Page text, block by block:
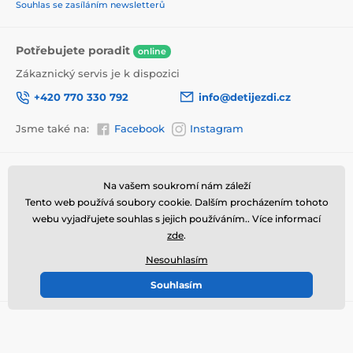
Rozměry kočárku:
Výška 66 cm
Rozpětí rukojeťi 32-63 cm
Šířka 21 cm
Výška při pozici v sedu 32 cm
Nosítko pro panenku 40x20x10 cm
Souhlas se zasíláním newsletterů
Potřebujete poradit online
Zákaznický servis je k dispozici
+420 770 330 792
info@detijezdi.cz
Jsme také na: Facebook Instagram
Reklamace a vrácení zboží
Obchodní podmínky
Soubory cookies
info@detijezdi.cz
770 330 792 (Po-Pá 10-16 hod)
Instagram detijezdi.cz/
Na vašem soukromí nám záleží
Tento web používá soubory cookie. Dalším procházením tohoto
webu vyjadřujete souhlas s jejich používáním.. Více informací
zde.
Nesouhlasím
Souhlasím